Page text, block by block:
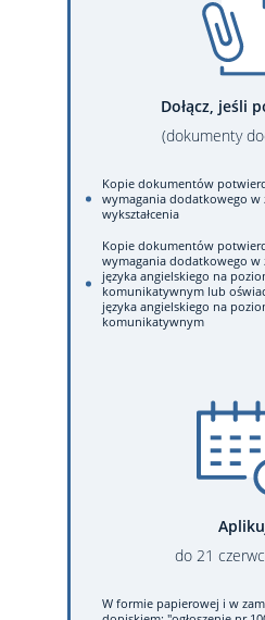
Dołącz, jeśli
(dokumenty
Kopie dokumentów
wymagania dodatkowego w
wykształcenia
Kopie dokumentów
wymagania dodatkowego w
języka angielskiego na
komunikatywnym lub
języka angielskiego na
komunikatywnym
do 21
W formie papierowej i w